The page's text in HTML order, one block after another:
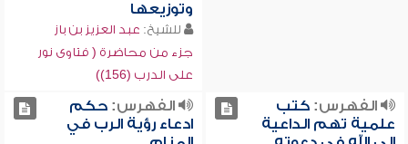
وتوزيعها
للشيخ: عبد العزيز بن باز
جزء من محاضرة ( فتاوى نور
على الدرب (156))
الفهرس:كتب
علمية تهم الداعية
الفهرس:حكم
ادعاء رؤية الرب في